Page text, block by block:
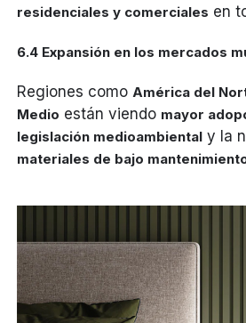
residenciales y comerciales en
6.4 Expansión en los mercados
Regiones comoAmérica del
Medio están viendo mayor
legislación medioambiental y la
materiales de bajo